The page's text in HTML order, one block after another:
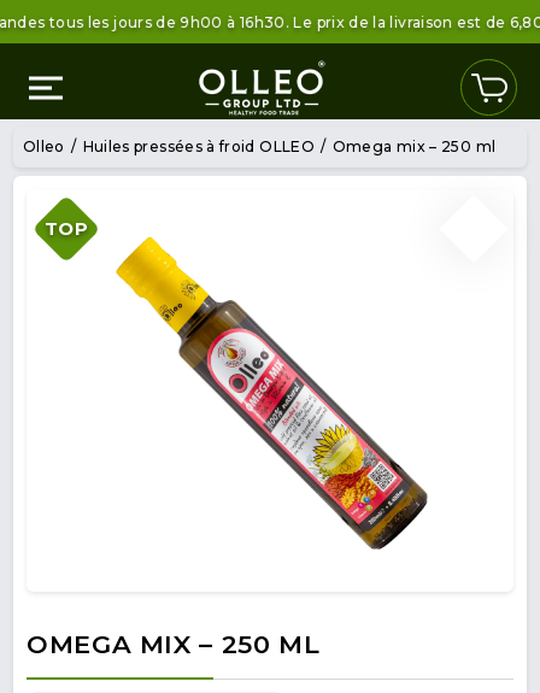
tous les jours de 9h00 à 16h30. Le prix de la livraison est de
Olleo Huiles pressées à froid OLLEO Omega mix – 250 ml
TOP
OMEGA MIX – 250 ML